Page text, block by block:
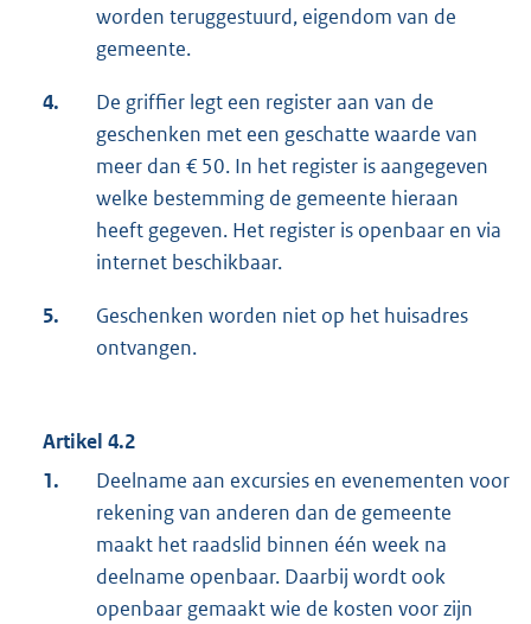
worden teruggestuurd, eigendom van de
gemeente.
4.
De griffier legt een register aan van de
geschenken met een geschatte waarde van
meer dan € 50. In het register is aangegeven
welke bestemming de gemeente hieraan
heeft gegeven. Het register is openbaar en via
internet beschikbaar.
5.
Geschenken worden niet op het huisadres
ontvangen.
Artikel 4.2
1.
Deelname aan excursies en evenementen voor
rekening van anderen dan de gemeente
maakt het raadslid binnen één week na
deelname openbaar. Daarbij wordt ook
openbaar gemaakt wie de kosten voor zijn